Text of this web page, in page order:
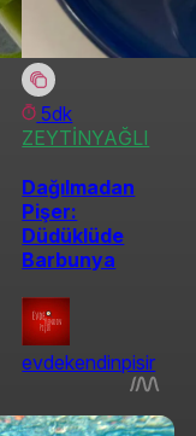
5dk
ZEYTİNYAĞLI
Dağılmadan
Pişer:
Düdüklüde
Barbunya
evdekendinpisir